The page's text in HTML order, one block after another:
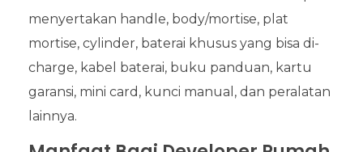
menyertakan handle, body/mortise, plat
mortise, cylinder, baterai khusus yang bisa di-
charge, kabel baterai, buku panduan, kartu
garansi, mini card, kunci manual, dan peralatan
lainnya.